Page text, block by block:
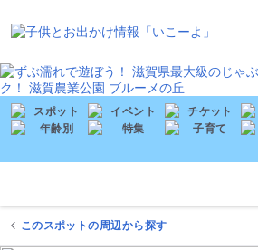
このスポットの周辺から探す